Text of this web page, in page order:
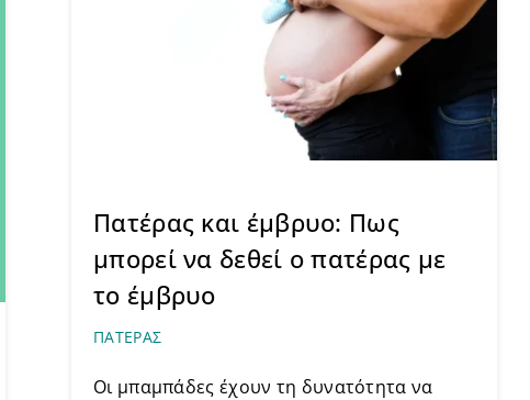
Πατέρας και έμβρυο: Πως
μπορεί να δεθεί ο πατέρας με
το έμβρυο
ΠΑΤΕΡΑΣ
Οι μπαμπάδες έχουν τη δυνατότητα να